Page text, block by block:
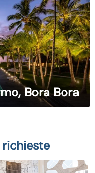
Bora Bora